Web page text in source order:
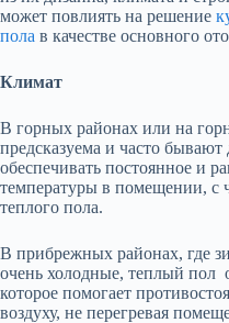
может повлиять на решение
пола в качестве основного
Климат
В горных районах или на
предсказуема и часто
обеспечивать постоянное и
температуры в помещении, с
теплого пола.
В прибрежных районах, где
очень холодные, теплый пол
которое помогает
воздуху, не перегревая